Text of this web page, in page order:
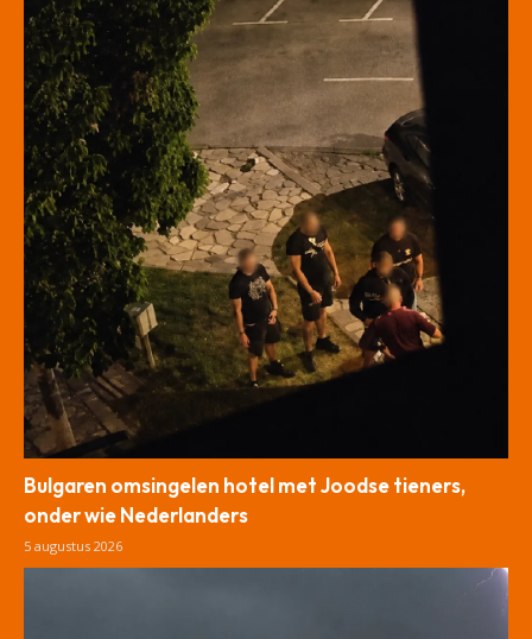
Bulgaren omsingelen hotel met Joodse tieners,
onder wie Nederlanders
5 augustus 2026